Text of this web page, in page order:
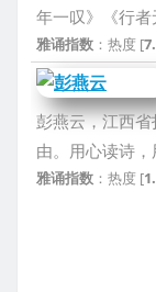
年一叹》《行者
雅诵指数 ：热度 [
彭燕云，江西
由。用心读诗
雅诵指数 ：热度 [